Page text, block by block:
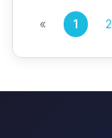
« 1 2